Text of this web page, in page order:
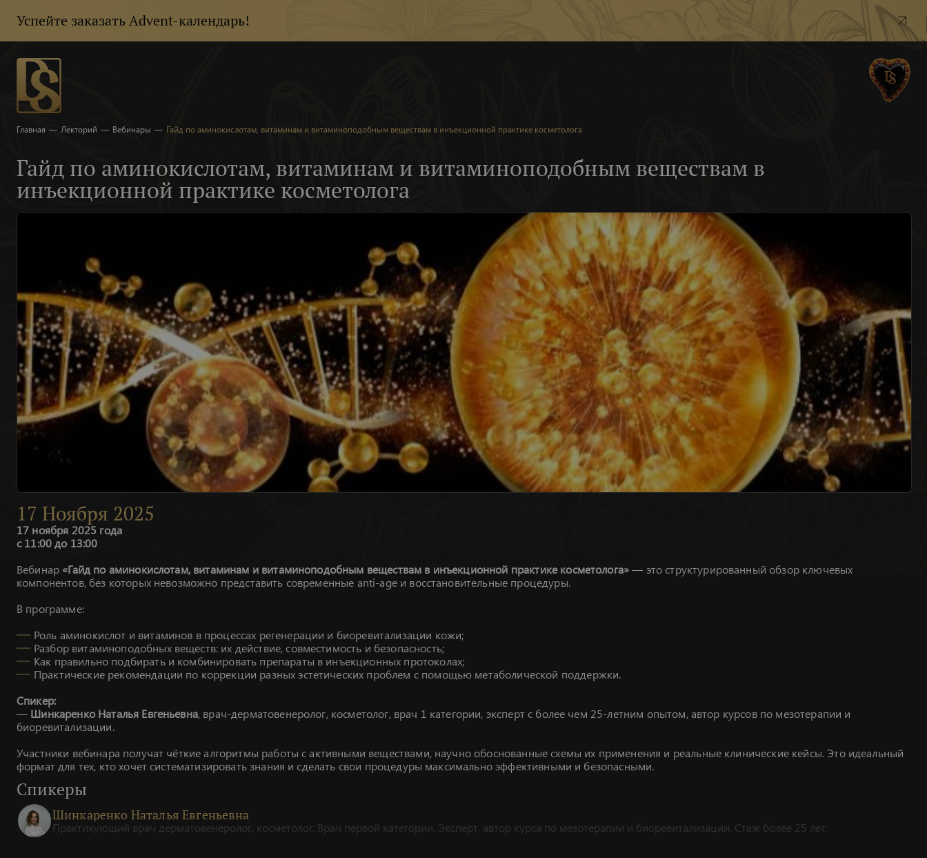
Успейте заказать Advent-календарь!
Главная — Лекторий — Вебинары — Гайд по аминокислотам, витаминам и витаминоподобным веществам в инъекционной практике косметолога
Гайд по аминокислотам, витаминам и витаминоподобным веществам в
инъекционной практике косметолога
17 Ноября 2025
17 ноября 2025 года
с 11:00 до 13:00
Вебинар «Гайд по аминокислотам, витаминам и витаминоподобным веществам в инъекционной практике косметолога»— это структурированный обзор ключевых
компонентов, без которых невозможно представить современные anti-age и восстановительные процедуры.
В программе:
Роль аминокислот и витаминов в процессах регенерации и биоревитализации кожи;
Разбор витаминоподобных веществ: их действие, совместимость и безопасность;
Как правильно подбирать и комбинировать препараты в инъекционных протоколах;
Практические рекомендации по коррекции разных эстетических проблем с помощью метаболической поддержки.
Спикер:
— Шинкаренко Наталья Евгеньевна, врач-дерматовенеролог, косметолог, врач 1 категории, эксперт с более чем 25-летним опытом, автор курсов по мезотерапии и
биоревитализации.
Участники вебинара получат чёткие алгоритмы работы с активными веществами, научно обоснованные схемы их применения и реальные клинические кейсы. Это идеальный
формат для тех, кто хочет систематизировать знания и сделать свои процедуры максимально эффективными и безопасными.
Спикеры
Шинкаренко Наталья Евгеньевна
Практикующий врач дерматовенеролог, косметолог. Врач первой категории. Эксперт, автор курса по мезотерапии и биоревитализации. Стаж более 25 лет.